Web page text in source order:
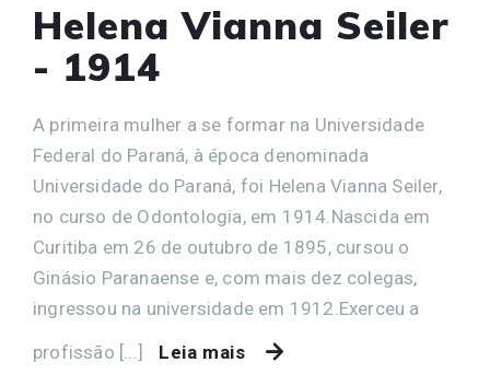
Helena Vianna Seiler
- 1914
A primeira mulher a se formar na Universidade
Federal do Paraná, à época denominada
Universidade do Paraná, foi Helena Vianna Seiler,
no curso de Odontologia, em 1914.Nascida em
Curitiba em 26 de outubro de 1895, cursou o
Ginásio Paranaense e, com mais dez colegas,
ingressou na universidade em 1912.Exerceu a
profissão [...]
Leia mais